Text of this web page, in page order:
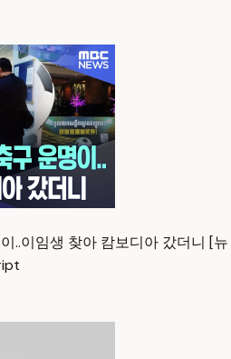
..이임생 찾아 캄보디아 갔더니 [뉴